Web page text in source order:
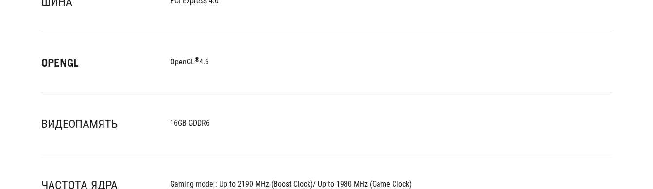
OPENGL OpenGL®4.6
ВИДЕОПАМЯТЬ 16GB GDDR6
ЧАСТОТА ЯДРА Gaming mode : Up to 2190 MHz (Boost Clock)/ Up to 1980 MHz (Game Clock)